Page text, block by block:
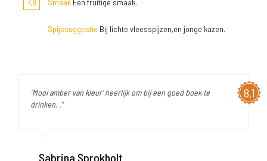
7,8 Smaak Een fruitige smaak.
Spijssuggestie Bij lichte vleesspijzen,en jonge kazen.
8,1
"Mooi amber van kleur' heerlijk om bij een goed boek te
drinken. ."
Sabrina Sprokholt